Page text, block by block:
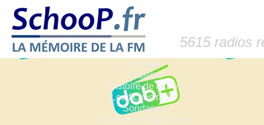
5615 radios
Accueil
Dossiers
Histoire de la FM
Les fiches radio
Sondages
Anciennes fréquences